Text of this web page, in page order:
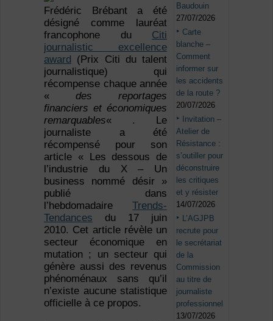
Frédéric Brébant a été
désigné comme lauréat
francophone du Citi
journalistic excellence
award
(Prix Citi du talent
journalistique) qui
récompense chaque année
«des reportages
financiers et économiques
remarquables« . Le
journaliste a été
récompensé pour son
article « Les dessous de
l’industrie du X – Un
business nommé désir »
publié dans
l’hebdomadaireTrends-
Tendances du 17 juin
2010. Cet article révèle un
secteur économique en
mutation ; un secteur qui
génère aussi des revenus
phénoménaux sans qu’il
n’existe aucune statistique
officielle à ce propos.
Baudouin
27/07/2026
Carte
blanche –
Comment
informer sur
les accidents
de la route ?
20/07/2026
Invitation –
Atelier de
Résistance :
s’outiller pour
déconstruire
les critiques
et y résister
14/07/2026
L’AGJPB
recrute pour
le secrétariat
de la
Commission
au titre de
journaliste
professionnel
13/07/2026